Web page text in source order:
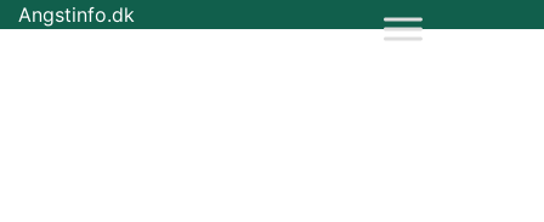
Angstinfo.dk